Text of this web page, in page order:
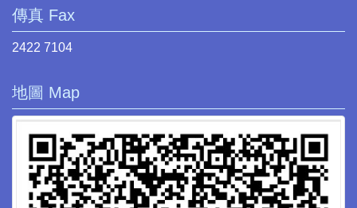
傳真 Fax
2422 7104
地圖 Map